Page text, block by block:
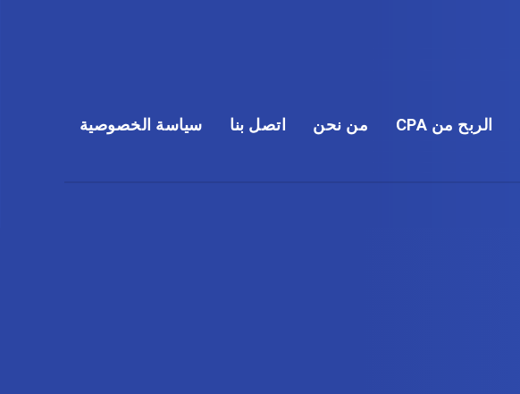
الربح من CPA من نحن اتصل بنا سياسة الخصوصية